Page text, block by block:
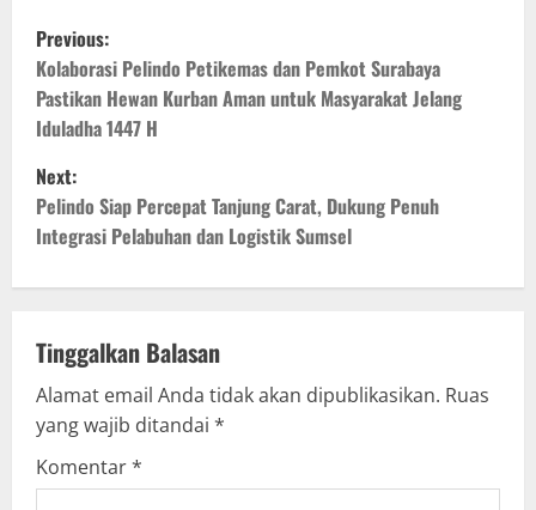
P
o
s
t
n
a
v
i
g
a
Previous:
Kolaborasi Pelindo Petikemas dan Pemkot Surabaya
Pastikan Hewan Kurban Aman untuk Masyarakat Jelang
Iduladha 1447 H
Next:
Pelindo Siap Percepat Tanjung Carat, Dukung Penuh
Integrasi Pelabuhan dan Logistik Sumsel
Tinggalkan Balasan
Alamat email Anda tidak akan dipublikasikan. Ruas
yang wajib ditandai *
Komentar*